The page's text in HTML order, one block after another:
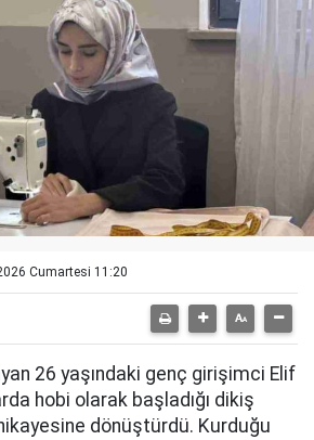
Cumartesi 11:20
26 yaşındaki genç girişimci Elif
hobi olarak başladığı dikiş
dönüştürdü. Kurduğu